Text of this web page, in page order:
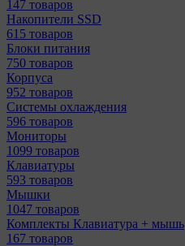
147 товаров
Накопители SSD
615 товаров
Блоки питания
750 товаров
Корпуса
952 товаров
Системы охлаждения
596 товаров
Мониторы
1099 товаров
Клавиатуры
593 товаров
Мышки
1047 товаров
Комплекты Клавиатура + мышь
167 товаров